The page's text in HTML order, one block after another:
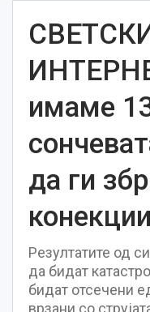
имаме
да ги
Резултатите од
да бидат
бидат отсечени
врзани со